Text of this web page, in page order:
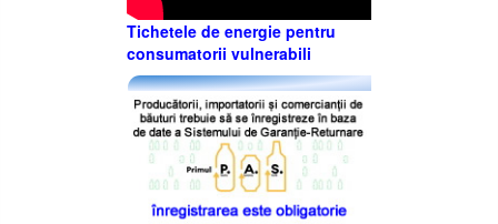
Tichetele de energie pentru
consumatorii vulnerabili